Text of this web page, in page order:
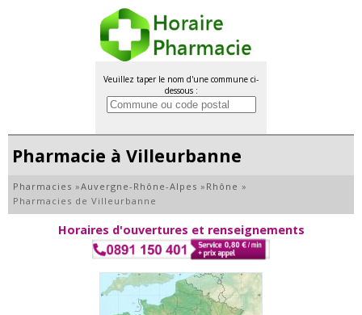
Veuillez taper le nom d'une commune ci-
dessous :
Pharmacie à Villeurbanne
Pharmacies »Auvergne-Rhône-Alpes » Rhône »
Pharmacies de Villeurbanne
Horaires d'ouvertures et renseignements